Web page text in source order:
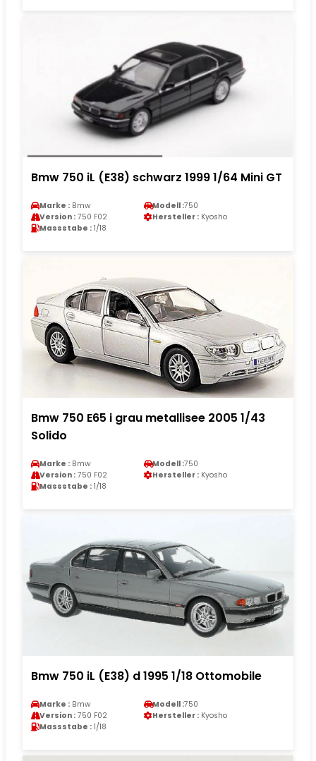
Bmw 750 iL (E38) schwarz 1999 1/64 Mini GT
Marke : Bmw Modell :750
Version : 750 F02 Hersteller : Kyosho
Massstabe : 1/18
Bmw 750 E65 i grau metallisee 2005 1/43
Solido
Marke : Bmw Modell :750
Version : 750 F02 Hersteller : Kyosho
Massstabe : 1/18
Bmw 750 iL (E38) d 1995 1/18 Ottomobile
Marke : Bmw Modell :750
Version : 750 F02 Hersteller : Kyosho
Massstabe : 1/18